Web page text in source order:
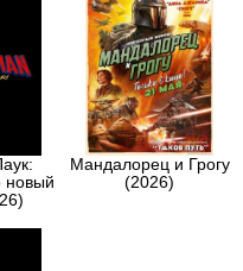
новый
Мандалорец и Грогу
(2026)